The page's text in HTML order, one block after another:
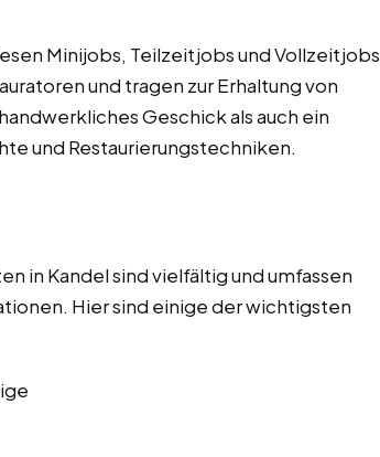
Minijobs, Teilzeitjobs und Vollzeitjobs
und tragen zur Erhaltung von
Geschick als auch ein
und Restaurierungstechniken.
in Kandel sind vielfältig und umfassen
Hier sind einige der wichtigsten